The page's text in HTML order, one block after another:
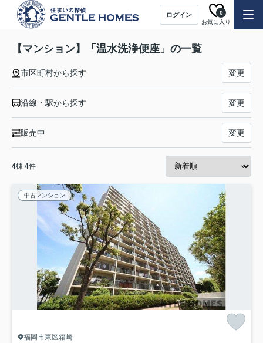
ログイン
お気に入り
0
【マンション】「温水洗浄便座」の一覧
市区町村から探す 変更
沿線・駅から探す 変更
販売中 変更
4棟 4件
中古マンション
福岡市東区箱崎